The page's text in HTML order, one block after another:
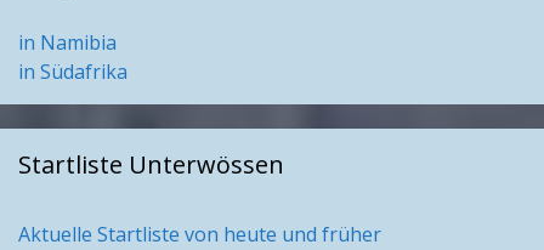
in Namibia
in Südafrika
Startliste Unterwössen
Aktuelle Startliste von heute und früher